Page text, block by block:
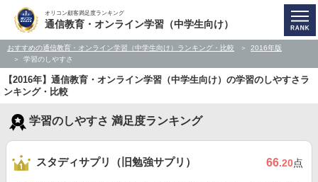
オリコン顧客満足度ランキング
通信教育・オンライン学習（中学生向け）
おすすめの通信教育・オンライン学習（中学生向け）ランキング・比較
2016年版
学習のしやすさ
【2016年】通信教育・オンライン学習（中学生向け）の学習のしやすさラ
ンキング・比較
学習のしやすさ 満足度ランキング
スタディサプリ（旧勉強サプリ） 66.20点